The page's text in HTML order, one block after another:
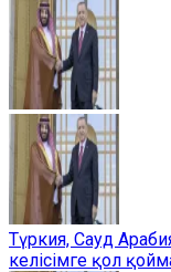
Түркия, Сауд
келісімге қол